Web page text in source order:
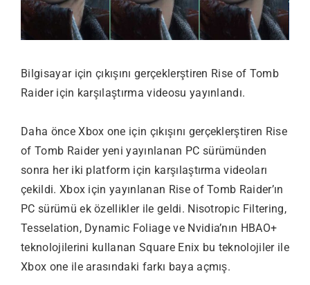
Bilgisayar için çıkışını gerçeklerştiren Rise of Tomb
Raider için karşılaştırma videosu yayınlandı.
Daha önce Xbox one için çıkışını gerçeklerştiren Rise
of Tomb Raider yeni yayınlanan PC sürümünden
sonra her iki platform için karşılaştırma videoları
çekildi. Xbox için yayınlanan Rise of Tomb Raider’ın
PC sürümü ek özellikler ile geldi. Nisotropic Filtering,
Tesselation, Dynamic Foliage ve Nvidia’nın HBAO+
teknolojilerini kullanan Square Enix bu teknolojiler ile
Xbox one ile arasındaki farkı baya açmış.